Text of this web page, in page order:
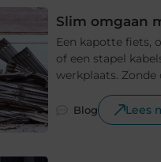
Slim omgaan
Een kapotte fiets,
of een stapel
werkplaats.
Blog Lees